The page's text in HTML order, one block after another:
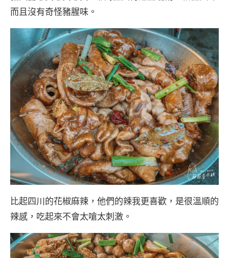
而且沒有奇怪豬腥味。
比起四川的花椒麻辣，他們的辣我更喜歡，是很溫順的
辣感，吃起來不會太嗆太刺激。